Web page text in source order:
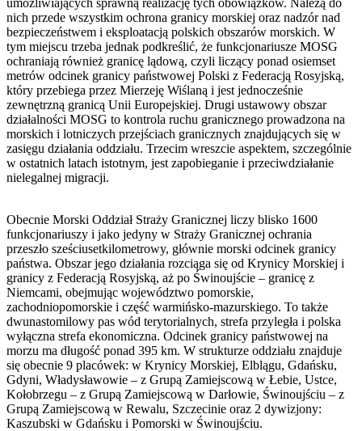
nich przede wszystkim ochrona granicy morskiej oraz nadzór nad
bezpieczeństwem i eksploatacją polskich obszarów morskich. W
tym miejscu trzeba jednak podkreślić, że funkcjonariusze MOSG
ochraniają również granicę lądową, czyli liczący ponad osiemset
metrów odcinek granicy państwowej Polski z Federacją Rosyjską,
który przebiega przez Mierzeję Wiślaną i jest jednocześnie
zewnętrzną granicą Unii Europejskiej. Drugi ustawowy obszar
działalności MOSG to kontrola ruchu granicznego prowadzona na
morskich i lotniczych przejściach granicznych znajdujących się w
zasięgu działania oddziału. Trzecim wreszcie aspektem, szczególnie
w ostatnich latach istotnym, jest zapobieganie i przeciwdziałanie
nielegalnej migracji.
Obecnie Morski Oddział Straży Granicznej liczy blisko 1600
funkcjonariuszy i jako jedyny w Straży Granicznej ochrania
przeszło sześciusetkilometrowy, głównie morski odcinek granicy
państwa. Obszar jego działania rozciąga się od Krynicy Morskiej i
granicy z Federacją Rosyjską, aż po Świnoujście – granicę z
Niemcami, obejmując województwo pomorskie,
zachodniopomorskie i część warmińsko-mazurskiego. To także
dwunastomilowy pas wód terytorialnych, strefa przyległa i polska
wyłączna strefa ekonomiczna. Odcinek granicy państwowej na
morzu ma długość ponad 395 km. W strukturze oddziału znajduje
się obecnie 9 placówek: w Krynicy Morskiej, Elblągu, Gdańsku,
Gdyni, Władysławowie – z Grupą Zamiejscową w Łebie, Ustce,
Kołobrzegu – z Grupą Zamiejscową w Darłowie, Świnoujściu – z
Grupą Zamiejscową w Rewalu, Szczecinie oraz 2 dywizjony:
Kaszubski w Gdańsku i Pomorski w Świnoujściu.